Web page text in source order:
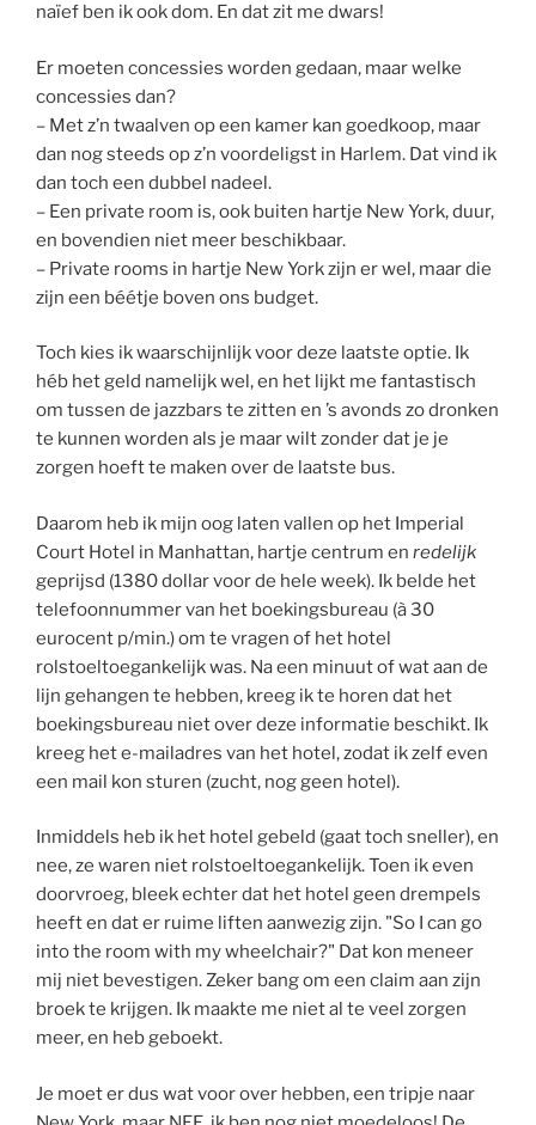
naïef ben ik ook dom. En dat zit me dwars!
Er moeten concessies worden gedaan, maar welke
concessies dan?
– Met z’n twaalven op een kamer kan goedkoop, maar
dan nog steeds op z’n voordeligst in Harlem. Dat vind ik
dan toch een dubbel nadeel.
– Een private room is, ook buiten hartje New York, duur,
en bovendien niet meer beschikbaar.
– Private rooms in hartje New York zijn er wel, maar die
zijn een béétje boven ons budget.
Toch kies ik waarschijnlijk voor deze laatste optie. Ik
héb het geld namelijk wel, en het lijkt me fantastisch
om tussen de jazzbars te zitten en ’s avonds zo dronken
te kunnen worden als je maar wilt zonder dat je je
zorgen hoeft te maken over de laatste bus.
Daarom heb ik mijn oog laten vallen op het Imperial
Court Hotel in Manhattan, hartje centrum en redelijk
geprijsd (1380 dollar voor de hele week). Ik belde het
telefoonnummer van het boekingsbureau (à 30
eurocent p/min.) om te vragen of het hotel
rolstoeltoegankelijk was. Na een minuut of wat aan de
lijn gehangen te hebben, kreeg ik te horen dat het
boekingsbureau niet over deze informatie beschikt. Ik
kreeg het e-mailadres van het hotel, zodat ik zelf even
een mail kon sturen (zucht, nog geen hotel).
Inmiddels heb ik het hotel gebeld (gaat toch sneller), en
nee, ze waren niet rolstoeltoegankelijk. Toen ik even
doorvroeg, bleek echter dat het hotel geen drempels
heeft en dat er ruime liften aanwezig zijn. "So I can go
into the room with my wheelchair?" Dat kon meneer
mij niet bevestigen. Zeker bang om een claim aan zijn
broek te krijgen. Ik maakte me niet al te veel zorgen
meer, en heb geboekt.
Je moet er dus wat voor over hebben, een tripje naar